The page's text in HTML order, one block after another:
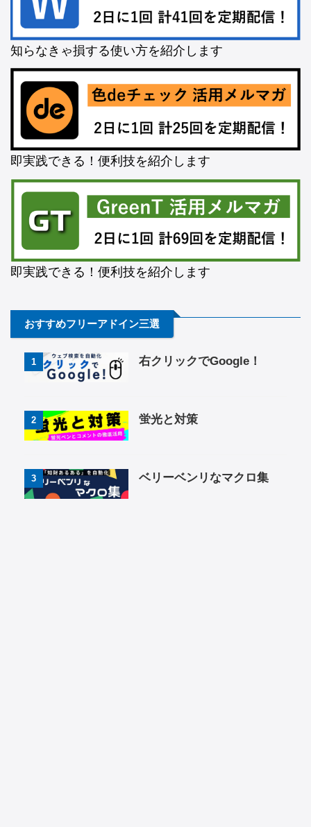
知らなきゃ損する使い方を紹介します
即実践できる！便利技を紹介します
即実践できる！便利技を紹介します
おすすめフリーアドイン三選
1 右クリックでGoogle！
2 蛍光と対策
3 ベリーベンリなマクロ集